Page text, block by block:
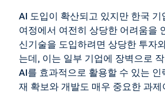
AI 도입이 확산되고 있지만 한국 기
여정에서 여전히 상당한 어려움을
신기술을 도입하려면 상당한 투자
는데, 이는 일부 기업에 장벽으로
AI를 효과적으로 활용할 수 있는 인
재 확보와 개발도 매우 중요한 과제